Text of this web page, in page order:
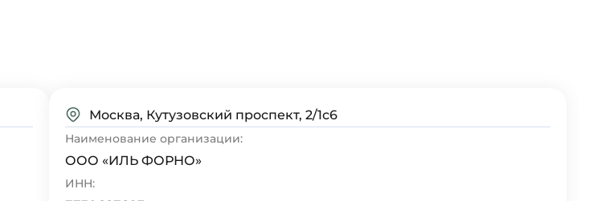
Москва, Кутузовский проспект, 2/1с6
Наименование организации:
ООО «ИЛЬ ФОРНО»
ИНН: